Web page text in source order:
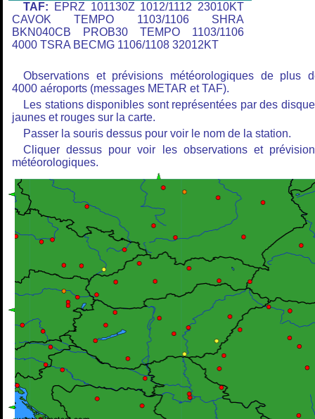
TAF: EPRZ 101130Z 1012/1112 23010KT
CAVOK TEMPO 1103/1106 SHRA
BKN040CB PROB30 TEMPO 1103/1106
4000 TSRA BECMG 1106/1108 32012KT
Observations et prévisions météorologiques de plus
4000 aéroports (messages METAR et TAF).
Les stations disponibles sont représentées par des
jaunes et rouges sur la carte.
Passer la souris dessus pour voir le nom de la station.
Cliquer dessus pour voir les observations et
météorologiques.